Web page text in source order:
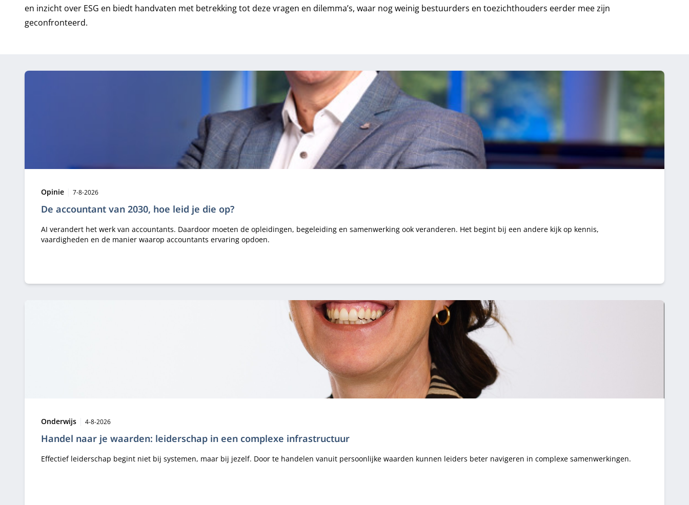
en inzicht over ESG en biedt handvaten met betrekking tot deze vragen en dilemma’s, waar nog weinig bestuurders en toezichthouders eerder mee zijn
geconfronteerd.
De accountant van 2030, hoe leid je die op?
Type:
Opinie Publicatiedatum:
7-8-2026
AI verandert het werk van accountants. Daardoor moeten de opleidingen, begeleiding en samenwerking ook veranderen. Het begint bij een andere kijk op kennis,
vaardigheden en de manier waarop accountants ervaring opdoen.
Handel naar je waarden: leiderschap in een complexe infrastructuur
Type:
Onderwijs Publicatiedatum:
4-8-2026
Effectief leiderschap begint niet bij systemen, maar bij jezelf. Door te handelen vanuit persoonlijke waarden kunnen leiders beter navigeren in complexe samenwerkingen.